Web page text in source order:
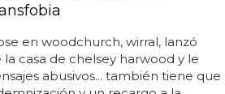
en woodchurch, wirral, lanzó
casa de chelsey harwood y le
abusivos... también tiene que